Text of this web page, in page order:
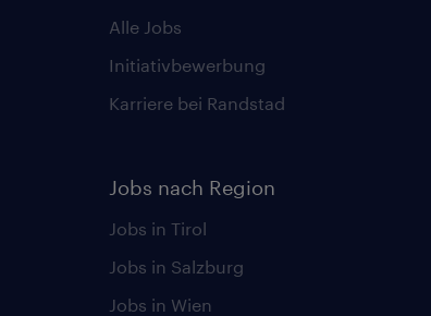
Alle Jobs
Initiativbewerbung
Karriere bei Randstad
Jobs nach Region
Jobs in Tirol
Jobs in Salzburg
Jobs in Wien